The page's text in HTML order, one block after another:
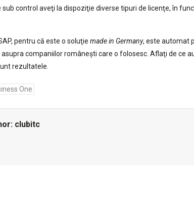
sub control aveţi la dispoziţie diverse tipuri de licenţe, în
pentru că este o soluţie made in Germany, este automat
companiilor românești care o folosesc. Aflaţi de ce
rezultatele.
One
clubitc